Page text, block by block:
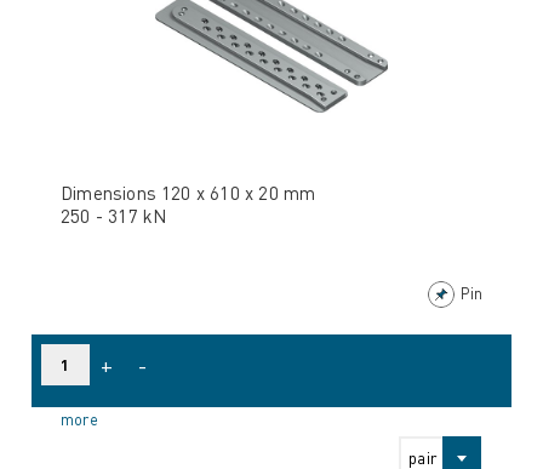
Dimensions 120 x 610 x 20 mm
250 - 317 kN
Pin
pair
+ -
more